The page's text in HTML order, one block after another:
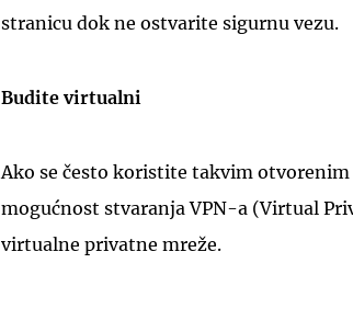
stranicu dok ne ostvarite sigurnu vezu.
Budite virtualni
Ako se često koristite takvim
mogućnost stvaranja VPN-a (Virtual
virtualne privatne mreže.